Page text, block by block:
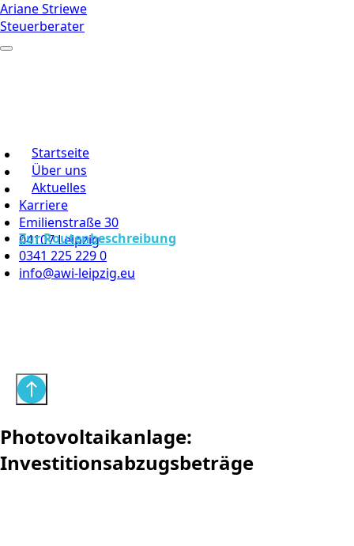
Ariane Striewe
Steuerberater
Startseite
Über uns
Aktuelles
Karriere
Emilienstraße 30
04107 Leipzig
Zur Routenbeschreibung
0341 225 229 0
info@awi-leipzig.eu
Photovoltaikanlage:
Investitionsabzugsbeträge